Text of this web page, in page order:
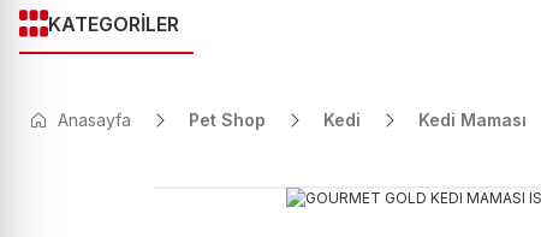
KATEGORİLER
Anasayfa Pet Shop Kedi Kedi Maması